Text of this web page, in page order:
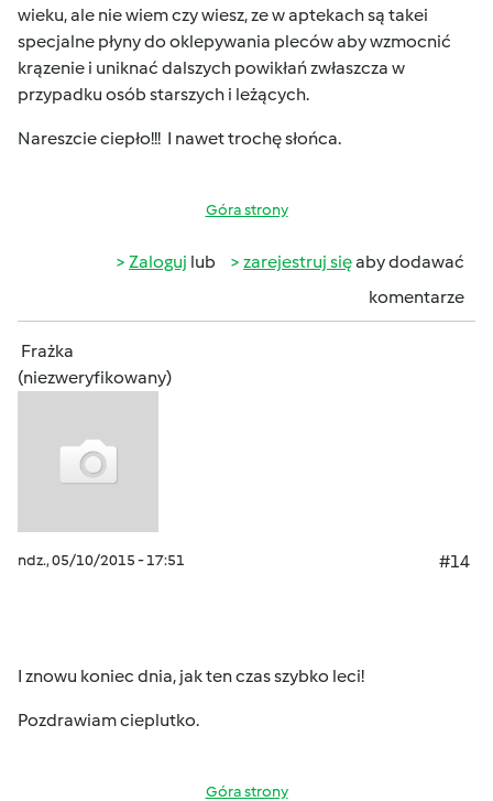
wieku, ale nie wiem czy wiesz, ze w aptekach są takei
specjalne płyny do oklepywania pleców aby wzmocnić
krązenie i uniknać dalszych powikłań zwłaszcza w
przypadku osób starszych i leżących.
Nareszcie ciepło!!! I nawet trochę słońca.
Góra strony
Zaloguj lub zarejestruj sięaby dodawać
komentarze
Frażka
(niezweryfikowany)
ndz., 05/10/2015 - 17:51 #14
I znowu koniec dnia, jak ten czas szybko leci!
Pozdrawiam cieplutko.
Góra strony